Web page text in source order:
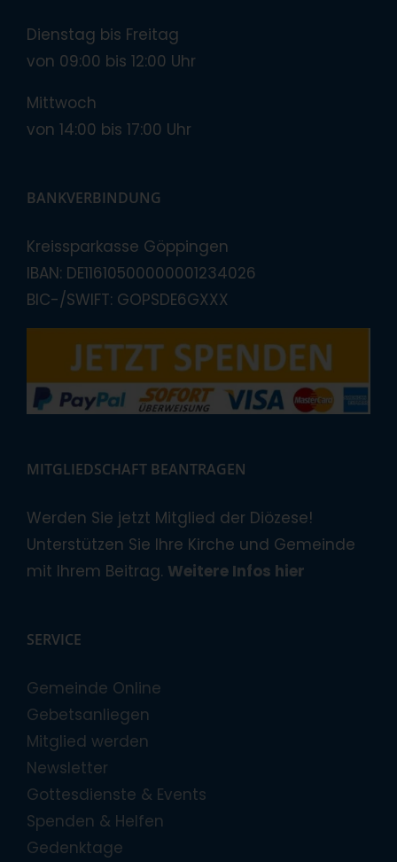
Dienstag bis Freitag
von 09:00 bis 12:00 Uhr
Mittwoch
von 14:00 bis 17:00 Uhr
BANKVERBINDUNG
Kreissparkasse Göppingen
IBAN: DE11610500000001234026
BIC-/SWIFT: GOPSDE6GXXX
MITGLIEDSCHAFT BEANTRAGEN
Werden Sie jetzt Mitglied der Diözese!
Unterstützen Sie Ihre Kirche und Gemeinde
mit Ihrem Beitrag. Weitere Infos hier
SERVICE
Gemeinde Online
Gebetsanliegen
Mitglied werden
Newsletter
Gottesdienste & Events
Spenden & Helfen
Gedenktage